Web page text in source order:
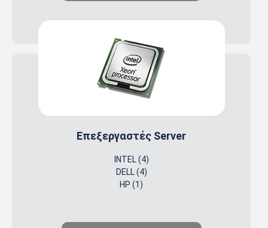
Επεξεργαστές Server
INTEL (4)
DELL (4)
HP (1)